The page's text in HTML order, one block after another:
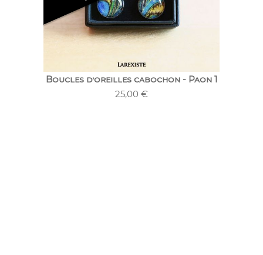
Boucles d’oreilles cabochon - Paon 1
25,00 €